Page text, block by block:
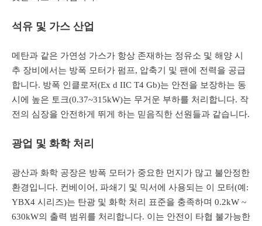
석유 및 가스 산업
메탄과 같은 가연성 가스가 항상 존재하는 정유소 및 해양 시
추 장비에서는 방폭 모터가 펌프, 압축기 및 팬에 전력을 공급
합니다. 방폭 인클로저(Ex d IIC T4 Gb)는 안전을 보장하는 동
시에 높은 토크(0.37~315kW)는 무거운 부하를 처리합니다. 작
전의 심장을 안전하게 뛰게 하는 믿음직한 선원들과 같습니다.
광업 및 화학 처리
광산과 화학 공장은 방폭 모터가 중요한 먼지가 많고 불안정한
환경입니다. 컨베이어, 파쇄기 및 믹서에 사용되는 이 모터(예:
YBX4 시리즈)는 탄광 및 화학 처리 표준을 충족하며 0.2kW ~
630kW의 출력 범위를 처리합니다. 이는 안전이 타협 불가능한